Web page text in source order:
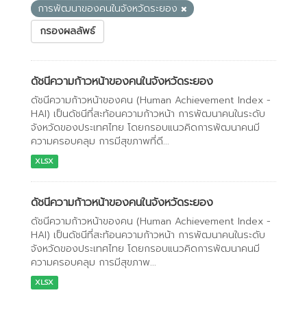
การพัฒนาของคนในจังหวัดระยอง
กรองผลลัพธ์
ดัชนีความก้าวหน้าของคนในจังหวัดระยอง
ดัชนีความก้าวหน้าของคน (Human Achievement Index -
HAI) เป็นดัชนีที่สะท้อนความก้าวหน้า การพัฒนาคนในระดับ
จังหวัดของประเทศไทย โดยกรอบแนวคิดการพัฒนาคนมี
ความครอบคลุม การมีสุขภาพที่ดี...
XLSX
ดัชนีความก้าวหน้าของคนในจังหวัดระยอง
ดัชนีความก้าวหน้าของคน (Human Achievement Index -
HAI) เป็นดัชนีที่สะท้อนความก้าวหน้า การพัฒนาคนในระดับ
จังหวัดของประเทศไทย โดยกรอบแนวคิดการพัฒนาคนมี
ความครอบคลุม การมีสุขภาพ...
XLSX